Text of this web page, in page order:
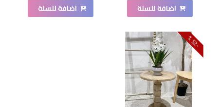
اضافة للسلة اضافة للسلة
-
5
2
%